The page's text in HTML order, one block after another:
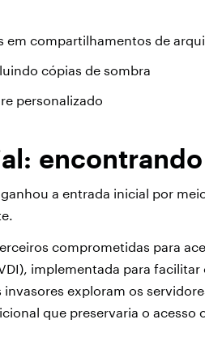
em compartilhamentos de
cópias de sombra
personalizado
a entrada inicial por
comprometidas para
implementada para
exploram os
que preservaria o